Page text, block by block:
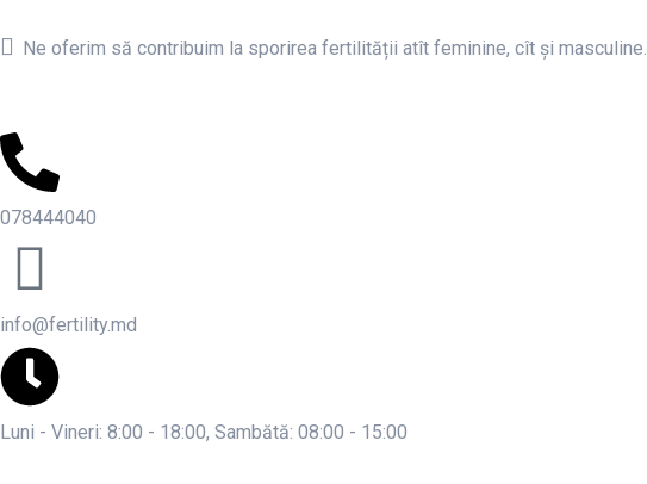
Ne oferim să contribuim la sporirea fertilității atît feminine, cît și masculine.
078444040
info@fertility.md
Luni - Vineri: 8:00 - 18:00, Sambătă: 08:00 - 15:00